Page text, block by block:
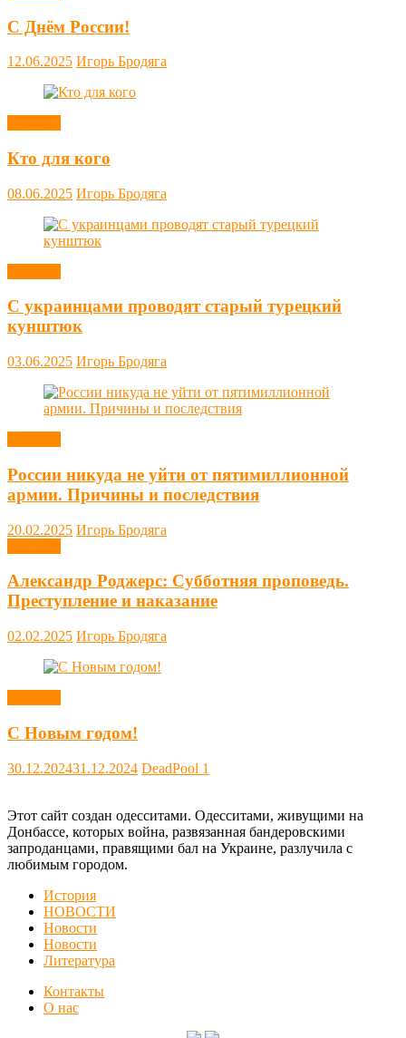
С Днём России!
12.06.2025 Игорь Бродяга
Кто для кого
08.06.2025 Игорь Бродяга
С украинцами проводят старый турецкий
кунштюк
03.06.2025 Игорь Бродяга
России никуда не уйти от пятимиллионной
армии. Причины и последствия
20.02.2025 Игорь Бродяга
Александр Роджерс: Субботняя проповедь.
Преступление и наказание
02.02.2025 Игорь Бродяга
С Новым годом!
30.12.202431.12.2024 DeadPool 1
Этот сайт создан одесситами. Одесситами, живущими на
Донбассе, которых война, развязанная бандеровскими
запроданцами, правящими бал на Украине, разлучила с
любимым городом.
История
НОВОСТИ
Новости
Новости
Литература
Контакты
О нас